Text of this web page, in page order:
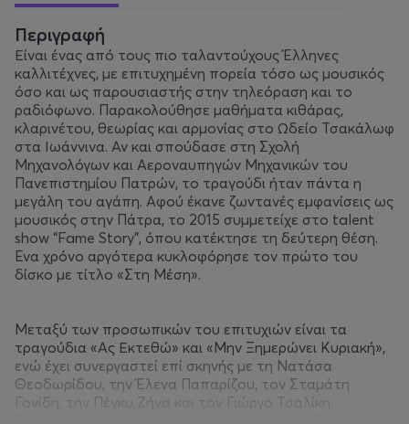
Περιγραφή
Είναι ένας από τους πιο ταλαντούχους Έλληνες
καλλιτέχνες, με επιτυχημένη πορεία τόσο ως μουσικός
όσο και ως παρουσιαστής στην τηλεόραση και το
ραδιόφωνο. Παρακολούθησε μαθήματα κιθάρας,
κλαρινέτου, θεωρίας και αρμονίας στο Ωδείο Τσακάλωφ
στα Ιωάννινα. Αν και σπούδασε στη Σχολή
Μηχανολόγων και Αεροναυπηγών Μηχανικών του
Πανεπιστημίου Πατρών, το τραγούδι ήταν πάντα η
μεγάλη του αγάπη. Αφού έκανε ζωντανές εμφανίσεις ως
μουσικός στην Πάτρα, το 2015 συμμετείχε στο talent
show “Fame Story”, όπου κατέκτησε τη δεύτερη θέση.
Ένα χρόνο αργότερα κυκλοφόρησε τον πρώτο του
δίσκο με τίτλο «Στη Μέση».
Μεταξύ των προσωπικών του επιτυχιών είναι τα
τραγούδια «Ας Εκτεθώ» και «Μην Ξημερώνει Κυριακή»,
ενώ έχει συνεργαστεί επί σκηνής με τη Νατάσα
Θεοδωρίδου, την Έλενα Παπαρίζου, τον Σταμάτη
Γονίδη, την Πέγκυ Ζήνα και τον Γιώργο Τσαλίκη.